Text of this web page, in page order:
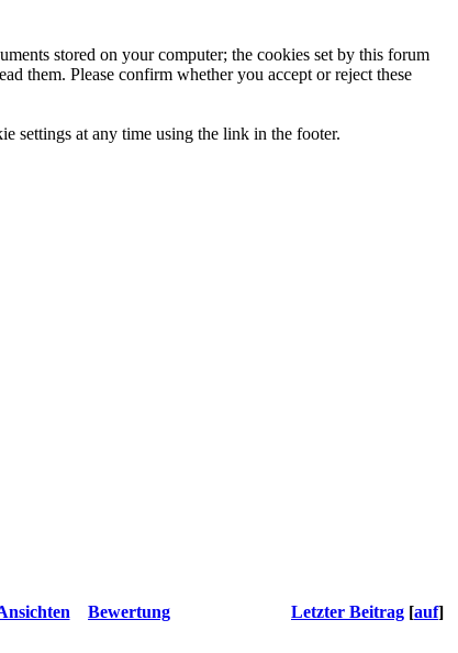
stored on your computer; the cookies set by this forum
them. Please confirm whether you accept or reject these
settings at any time using the link in the footer.
Bewertung Letzter Beitrag [auf]